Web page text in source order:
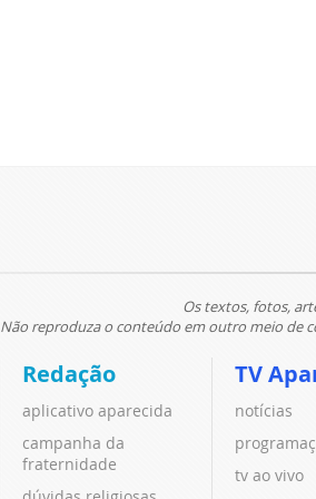
Os textos, fotos,
Não reproduza o conteúdo em outro meio de
Redação
aplicativo aparecida
campanha da
fraternidade
TV
notícias
tv ao vivo